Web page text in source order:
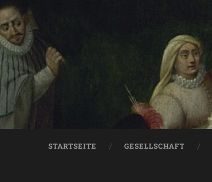
STARTSEITE GESELLSCHAFT